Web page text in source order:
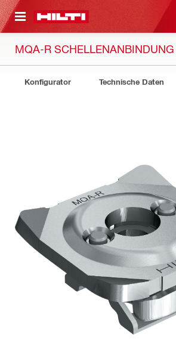
MQA-R SCHELLENANBINDUNG
Konfigurator Technische Daten